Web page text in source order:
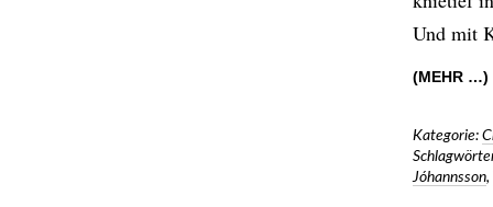
Und mit
(MEHR …)
Kategorie:
Jóhannsson,